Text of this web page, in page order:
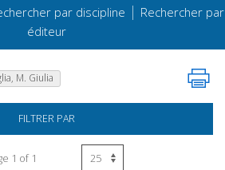
par discipline | Rechercher par
éditeur
M. Giulia
FILTRER PAR
1 of 1